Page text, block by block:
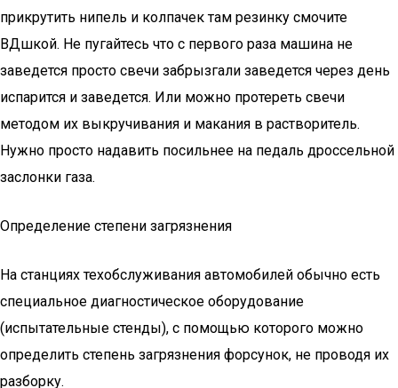
прикрутить нипель и колпачек там резинку смочите
ВДшкой. Не пугайтесь что с первого раза машина не
заведется просто свечи забрызгали заведется через день
испарится и заведется. Или можно протереть свечи
методом их выкручивания и макания в растворитель.
Нужно просто надавить посильнее на педаль дроссельной
заслонки газа.
Определение степени загрязнения
На станциях техобслуживания автомобилей обычно есть
специальное диагностическое оборудование
(испытательные стенды), с помощью которого можно
определить степень загрязнения форсунок, не проводя их
разборку.